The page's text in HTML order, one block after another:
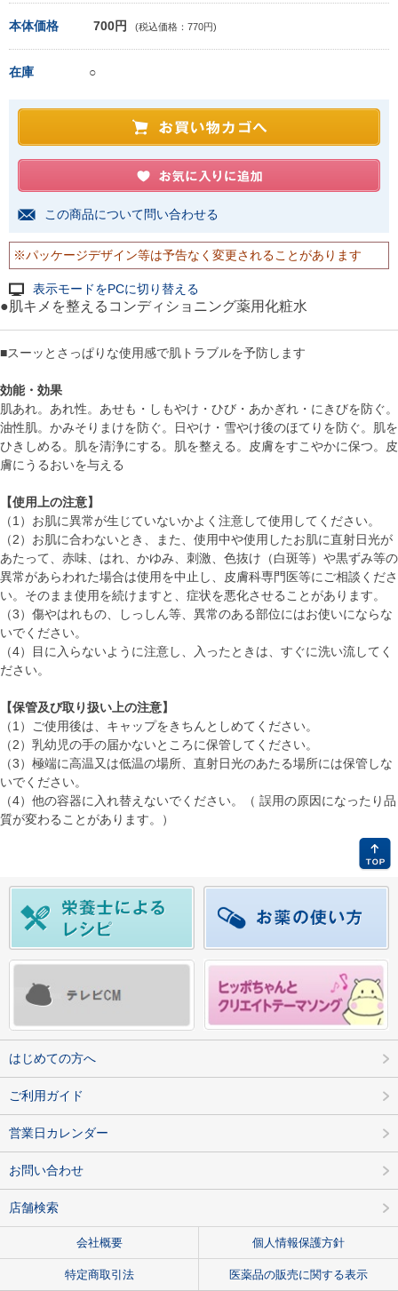
本体価格 700円 (税込価格：770円)
在庫 ○
この商品について問い合わせる
※パッケージデザイン等は予告なく変更されることがあります
表示モードをPCに切り替える
●肌キメを整えるコンディショニング薬用化粧水
■スーッとさっぱりな使用感で肌トラブルを予防します
効能・効果
肌あれ。あれ性。あせも・しもやけ・ひび・あかぎれ・にきびを防ぐ。
油性肌。かみそりまけを防ぐ。日やけ・雪やけ後のほてりを防ぐ。肌を
ひきしめる。肌を清浄にする。肌を整える。皮膚をすこやかに保つ。皮
膚にうるおいを与える
【使用上の注意】
（1）お肌に異常が生じていないかよく注意して使用してください。
（2）お肌に合わないとき、また、使用中や使用したお肌に直射日光が
あたって、赤味、はれ、かゆみ、刺激、色抜け（白斑等）や黒ずみ等の
異常があらわれた場合は使用を中止し、皮膚科専門医等にご相談くださ
い。そのまま使用を続けますと、症状を悪化させることがあります。
（3）傷やはれもの、しっしん等、異常のある部位にはお使いにならな
いでください。
（4）目に入らないように注意し、入ったときは、すぐに洗い流してく
ださい。
【保管及び取り扱い上の注意】
（1）ご使用後は、キャップをきちんとしめてください。
（2）乳幼児の手の届かないところに保管してください。
（3）極端に高温又は低温の場所、直射日光のあたる場所には保管しな
いでください。
（4）他の容器に入れ替えないでください。（ 誤用の原因になったり品
質が変わることがあります。）
はじめての方へ
ご利用ガイド
営業日カレンダー
お問い合わせ
店舗検索
会社概要 個人情報保護方針
特定商取引法 医薬品の販売に関する表示